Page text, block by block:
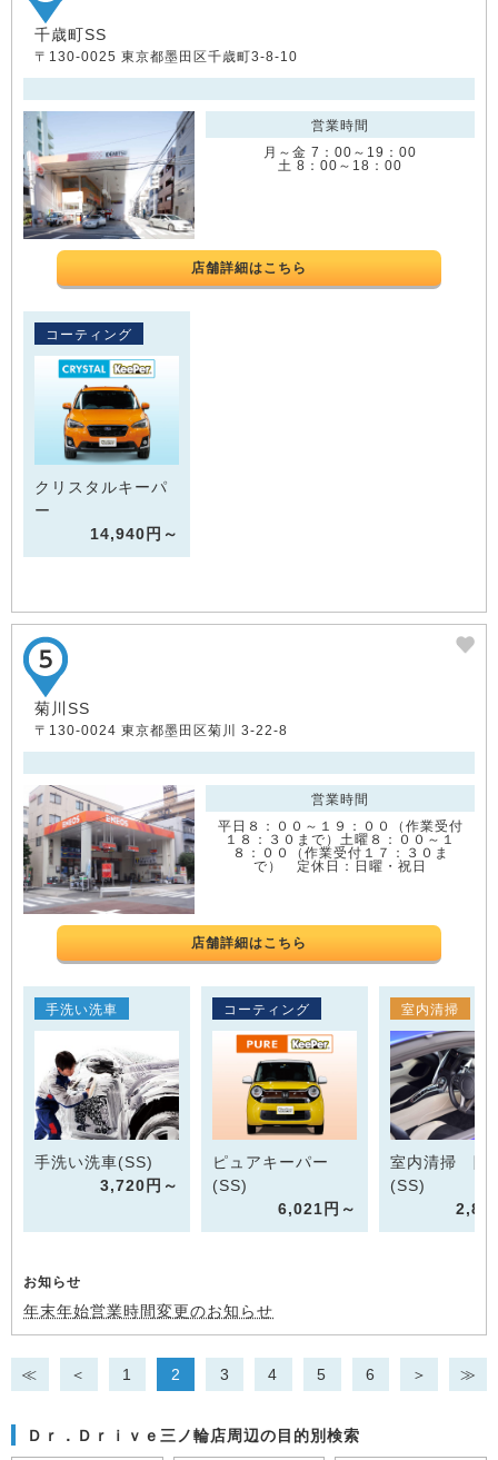
千歳町SS
〒130-0025 東京都墨田区千歳町3-8-10
営業時間
月～金 7：00～19：00
土 8：00～18：00
店舗詳細はこちら
コーティング
クリスタルキーパ
ー
14,940円～
菊川SS
〒130-0024 東京都墨田区菊川 3-22-8
営業時間
平日８：００～１９：００（作業受付
１８：３０まで）土曜８：００～１
８：００（作業受付１７：３０ま
で） 定休日：日曜・祝日
店舗詳細はこちら
手洗い洗車
手洗い洗車(SS)
3,720円～
コーティング
ピュアキーパー
(SS)
6,021円～
室内清掃
室内清掃 除
(SS)
お知らせ
年末年始営業時間変更のお知らせ
≪ ＜ 1 2 3 4 5 6 ＞ ≫
Ｄｒ．Ｄｒｉｖｅ三ノ輪店周辺の目的別検索